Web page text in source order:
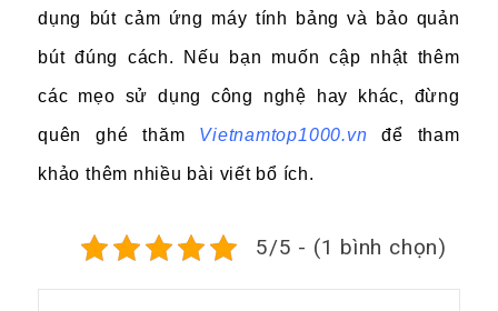
dụng bút cảm ứng máy tính bảng và bảo quản
bút đúng cách. Nếu bạn muốn cập nhật thêm
các mẹo sử dụng công nghệ hay khác, đừng
quên ghé thăm Vietnamtop1000.vn để tham
khảo thêm nhiều bài viết bổ ích.
5/5 - (1 bình chọn)